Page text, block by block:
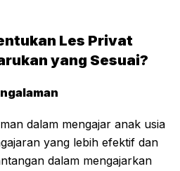
Les Privat
yang Sesuai?
dalam mengajar anak usia
yang lebih efektif dan
dalam mengajarkan